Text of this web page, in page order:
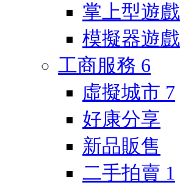
掌上型遊戲
模擬器遊戲
工商服務 6
虛擬城市 7
好康分享
新品販售
二手拍賣 1